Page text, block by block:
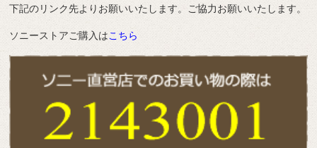
下記のリンク先よりお願いいたします。ご協力お願いいたします。
ソニーストアご購入はこちら